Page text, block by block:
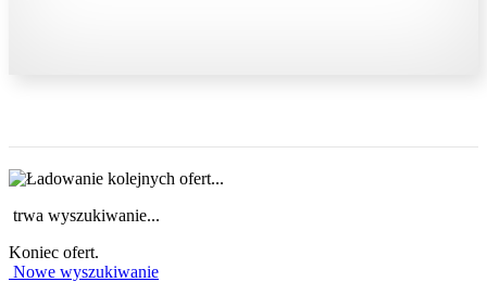
trwa wyszukiwanie...
Koniec ofert.
Nowe wyszukiwanie